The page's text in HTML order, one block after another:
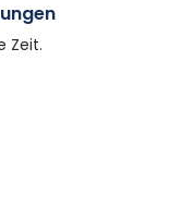
Zeit.